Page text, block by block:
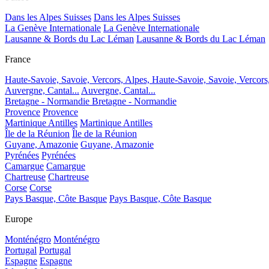
Dans les Alpes Suisses Dans les Alpes Suisses
La Genève Internationale La Genève Internationale
Lausanne & Bords du Lac Léman Lausanne & Bords du Lac Léman
France
Haute-Savoie, Savoie, Vercors, Alpes, Haute-Savoie, Savoie,
Auvergne, Cantal... Auvergne, Cantal...
Bretagne - Normandie Bretagne - Normandie
Provence Provence
Martinique Antilles Martinique Antilles
Île de la Réunion Île de la Réunion
Guyane, Amazonie Guyane, Amazonie
Pyrénées Pyrénées
Camargue Camargue
Chartreuse Chartreuse
Corse Corse
Pays Basque, Côte Basque Pays Basque, Côte Basque
Europe
Monténégro Monténégro
Portugal Portugal
Espagne Espagne